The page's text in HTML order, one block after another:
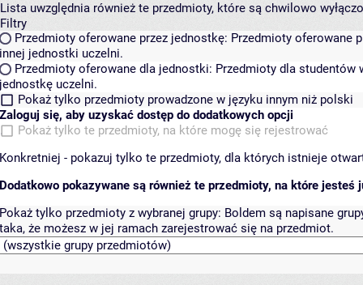
Lista uwzględnia również te przedmioty, które są chwilowo
Filtry
Przedmioty oferowane przez jednostkę: Przedmioty oferowane
innej jednostki uczelni.
Przedmioty oferowane dla jednostki: Przedmioty dla studentów
jednostkę uczelni.
Pokaż tylko przedmioty prowadzone w języku innym niż polski
Zaloguj się, aby uzyskać dostęp do dodatkowych opcji
Pokaż tylko te przedmioty, na które mogę się rejestrować
Konkretniej - pokazuj tylko te przedmioty, dla których istnieje
Dodatkowo pokazywane są również te przedmioty, na które jesteś
Pokaż tylko przedmioty z wybranej grupy: Boldem są napisane
taka, że możesz w jej ramach zarejestrować się na przedmiot.